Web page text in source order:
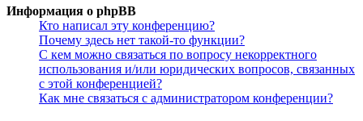
Информация о phpBB
Кто написал эту конференцию?
Почему здесь нет такой-то функции?
С кем можно связаться по вопросу некорректного
использования и/или юридических вопросов, связанных
с этой конференцией?
Как мне связаться с администратором конференции?